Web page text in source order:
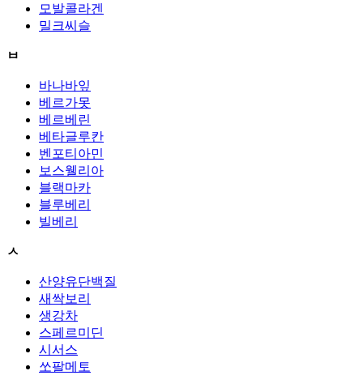
모발콜라겐
밀크씨슬
ㅂ
바나바잎
베르가못
베르베린
베타글루칸
벤포티아민
보스웰리아
블랙마카
블루베리
빌베리
ㅅ
산양유단백질
새싹보리
생강차
스페르미딘
시서스
쏘팔메토